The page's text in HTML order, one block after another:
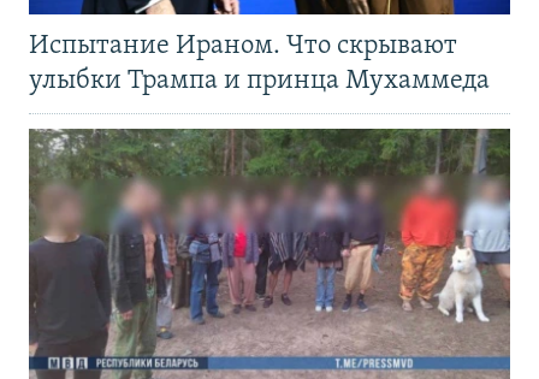
Испытание Ираном. Что скрывают
улыбки Трампа и принца Мухаммеда